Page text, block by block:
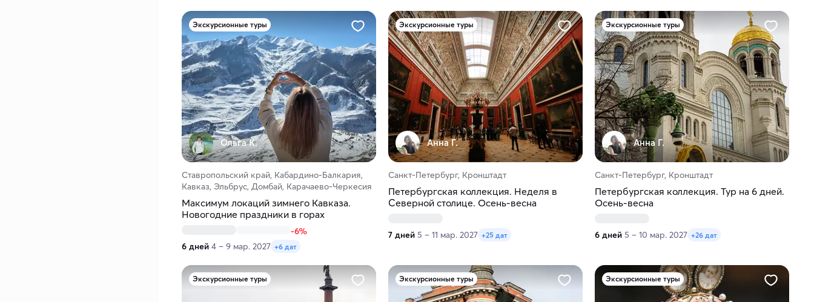
Экскурсионные туры
Ольга К.
Ставропольский край, Кабардино-Балкария,
Кавказ, Эльбрус, Домбай, Карачаево-Черкесия
Максимум локаций зимнего Кавказа.
Новогодние праздники в горах
-6%
6 дней 4 – 9 мар. 2027 +6 дат
Экскурсионные туры
Анна Г.
Санкт-Петербург, Кронштадт
Петербургская коллекция. Неделя в
Северной столице. Осень-весна
7 дней 5 – 11 мар. 2027 +25 дат
Экскурсионные туры
Анна Г.
Санкт-Петербург, Кронштадт
Петербургская коллекция. Тур на 6 дней.
Осень-весна
6 дней 5 – 10 мар. 2027 +26 дат
Экскурсионные туры Экскурсионные туры Экскурсионные туры